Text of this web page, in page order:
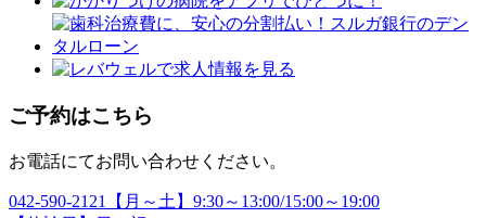
ご予約はこちら
お電話にてお問い合わせください。
042-590-2121
【月～土】9:30～13:00/15:00～19:00